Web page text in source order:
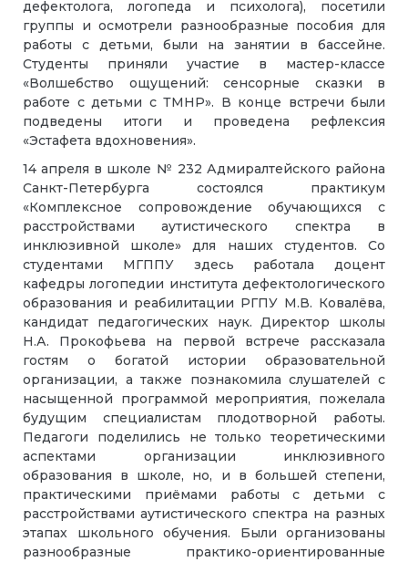
дефектолога, логопеда и психолога), посетили
группы и осмотрели разнообразные пособия для
работы с детьми, были на занятии в бассейне.
Студенты приняли участие в мастер-классе
«Волшебство ощущений: сенсорные сказки в
работе с детьми с ТМНР». В конце встречи были
подведены итоги и проведена рефлексия
«Эстафета вдохновения».
14 апреля в школе № 232 Адмиралтейского района
Санкт-Петербурга состоялся практикум
«Комплексное сопровождение обучающихся с
расстройствами аутистического спектра в
инклюзивной школе» для наших студентов. Со
студентами МГППУ здесь работала доцент
кафедры логопедии института дефектологического
образования и реабилитации РГПУ М.В. Ковалёва,
кандидат педагогических наук. Директор школы
Н.А. Прокофьева на первой встрече рассказала
гостям о богатой истории образовательной
организации, а также познакомила слушателей с
насыщенной программой мероприятия, пожелала
будущим специалистам плодотворной работы.
Педагоги поделились не только теоретическими
аспектами организации инклюзивного
образования в школе, но, и в большей степени,
практическими приёмами работы с детьми с
расстройствами аутистического спектра на разных
этапах школьного обучения. Были организованы
разнообразные практико-ориентированные